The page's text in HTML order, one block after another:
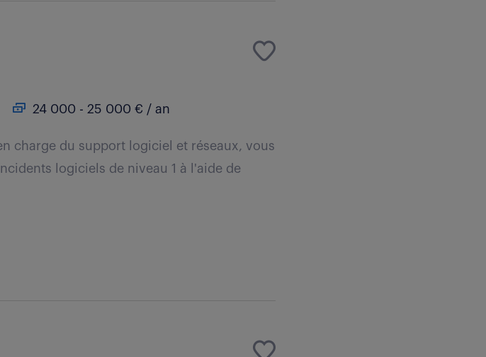
24 000 - 25 000 € / an
charge du support logiciel et réseaux, vous
logiciels de niveau 1 à l'aide de